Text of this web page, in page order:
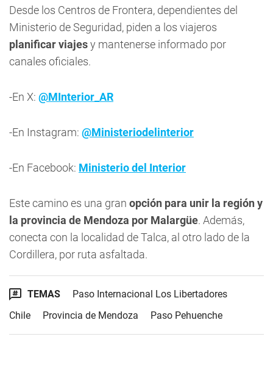
Desde los Centros de Frontera, dependientes del
Ministerio de Seguridad, piden a los viajeros
planificar viajesy mantenerse informado por
canales oficiales.
-En X: @MInterior_AR
-En Instagram: @Ministeriodelinterior
-En Facebook: Ministerio del Interior
Este camino es una gran opción para unir la región y
la provincia de Mendoza por Malargüe. Además,
conecta con la localidad de Talca, al otro lado de la
Cordillera, por ruta asfaltada.
TEMAS
Paso Internacional Los Libertadores
Chile
Provincia de Mendoza Paso Pehuenche